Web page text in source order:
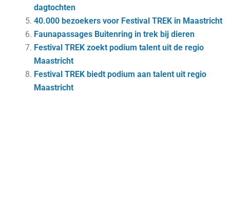
dagtochten
40.000 bezoekers voor Festival TREK in Maastricht
Fau­nap­as­sa­ges Bui­ten­ring in trek bij die­ren
Festival TREK zoekt podium talent uit de regio
Maastricht
Festival TREK biedt podium aan talent uit regio
Maastricht